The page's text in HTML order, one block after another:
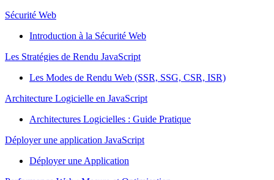
Sécurité Web
Introduction à la Sécurité Web
Les Stratégies de Rendu JavaScript
Les Modes de Rendu Web (SSR, SSG, CSR, ISR)
Architecture Logicielle en JavaScript
Architectures Logicielles : Guide Pratique
Déployer une application JavaScript
Déployer une Application